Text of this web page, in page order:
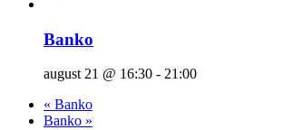
Banko
august 21 @ 16:30 - 21:00
« Banko
Banko »